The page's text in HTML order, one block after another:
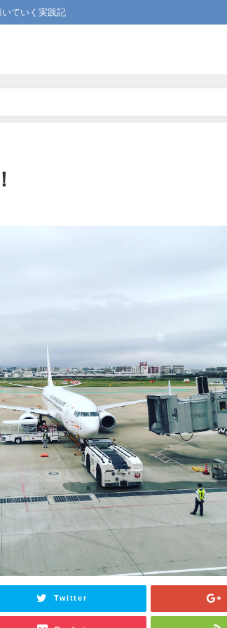
ていく実践記
Twitter